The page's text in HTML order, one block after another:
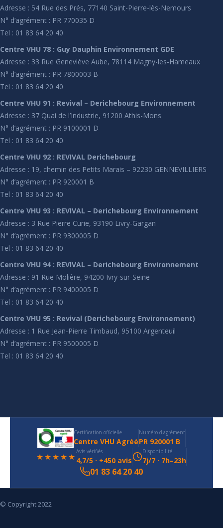
Adresse : 54 Rue des Prés, 77140 Saint-Pierre-lès-Nemours
N° d’agrément : PR 770035 D
Tel : 01 83 64 20 40
Centre VHU 78 : Guy Dauphin Environnement GDE
Adresse : 33 Rue Geneviève Aube, 78114 Magny-les-Hameaux
N° d’agrément : PR 7800003 B
Tel : 01 83 64 20 40
Centre VHU 91 : Revival – Derichebourg Environnement
Adresse : 37 Quai de l’Industrie, 91200 Athis-Mons
N° d’agrément : PR 9100001 D
Tel : 01 83 64 20 40
Centre VHU 92 : REVIVAL Derichebourg
Adresse : 19, chemin des Petits Marais – 92230 GENNEVILLIERS
N° d’agrément : PR 920001 B
Tel : 01 83 64 20 40
Centre VHU 93 : REVIVAL – Derichebourg Environnement
Adresse : 3 Rue Pierre Curie, 93190 Livry-Gargan
N° d’agrément : PR 9300005 D
Tel : 01 83 64 20 40
Centre VHU 94 : REVIVAL – Derichebourg Environnement
Adresse : 91 Rue Molière, 94200 Ivry-sur-Seine
N° d’agrément : PR 9400005 D
Tel : 01 83 64 20 40
Centre VHU 95 : Revival (Derichebourg Environnement)
Adresse : 1 Rue Jean-Pierre Timbaud, 95100 Argenteuil
N° d’agrément : PR 9500005 D
Tel : 01 83 64 20 40
Certification officielle
Centre VHU Agréé
Numéro d'agrément
PR 920001 B
★★★★★ Avis vérifiés
4,7/5 · +450 avis
Disponibilité
7j/7 · 7h–23h
01 83 64 20 40
© Copyright 2022